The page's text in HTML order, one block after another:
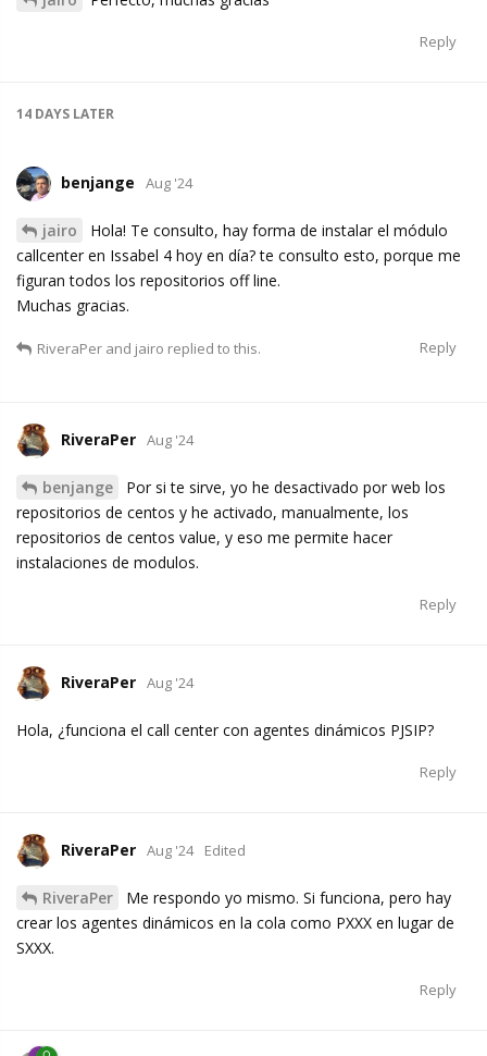
Reply
14 DAYS LATER
benjange Aug '24
jairo
Hola! Te consulto, hay forma de instalar el módulo
callcenter en Issabel 4 hoy en día? te consulto esto, porque me
figuran todos los repositorios off line.
Muchas gracias.
Reply
RiveraPer and jairo replied to this.
RiveraPer Aug '24
benjange
Por si te sirve, yo he desactivado por web los
repositorios de centos y he activado, manualmente, los
repositorios de centos value, y eso me permite hacer
instalaciones de modulos.
Reply
RiveraPer Aug '24
Hola, ¿funciona el call center con agentes dinámicos PJSIP?
Reply
RiveraPer Aug '24 Edited
RiveraPer
Me respondo yo mismo. Si funciona, pero hay
crear los agentes dinámicos en la cola como PXXX en lugar de
SXXX.
Reply